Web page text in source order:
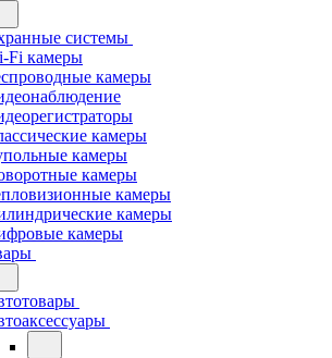
системы
Fi камеры
камеры
камеры
камеры
камеры
камеры
камеры
камеры